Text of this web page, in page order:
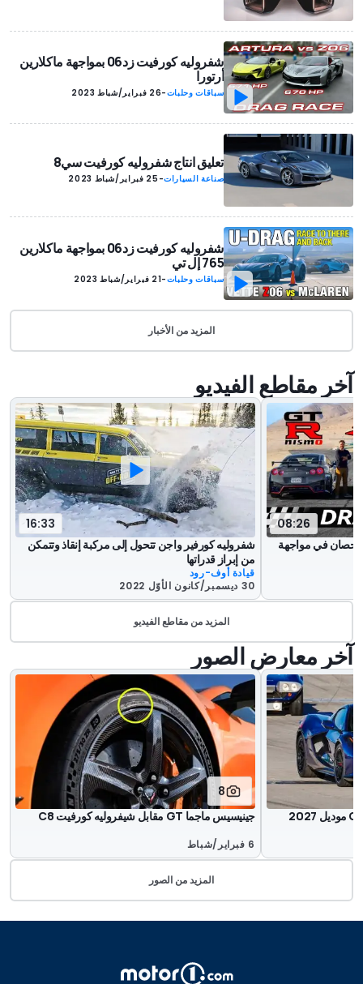
شفروليه كورفيت زد06 بمواجهة ماكلارين
أرتورا
سباقات وحلبات-26 فبراير/شباط 2023
تعليق انتاج شفروليه كورفيت سي8
صناعة السيارات- 25 فبراير/شباط 2023
شفروليه كورفيت زد06 بمواجهة ماكلارين
765 إل تي
سباقات وحلبات-21 فبراير/شباط 2023
المزيد من الأخبار
آخر مقاطع الفيديو
08:26
آر 34 قوتها ألف حصان في مواجهة
16:33
شفروليه كورفير واجن تتحول إلى مركبة إنقاذ وتتمكن
من إبراز قدراتها
قيادة أوف-رود
30 ديسمبر/كانون الأوّل 2022
المزيد من مقاطع الفيديو
آخر معارض الصور
8
جينيسيس ماجما GT مقابل شيفروليه كورفيت C8
6 فبراير/شباط
المزيد من الصور